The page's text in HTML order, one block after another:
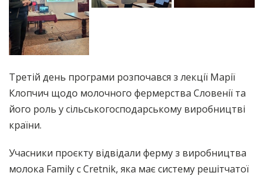
Третій день програми розпочався з лекції Марії
Клопчич щодо молочного фермерства Словенії та
його роль у сільськогосподарському виробництві
країни.
Учасники проєкту відвідали ферму з виробництва
молока Family c Сretnik, яка має систему решітчатої